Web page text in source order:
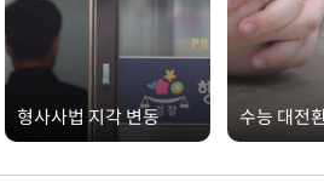
형사사법 지각 변동 수능 대전